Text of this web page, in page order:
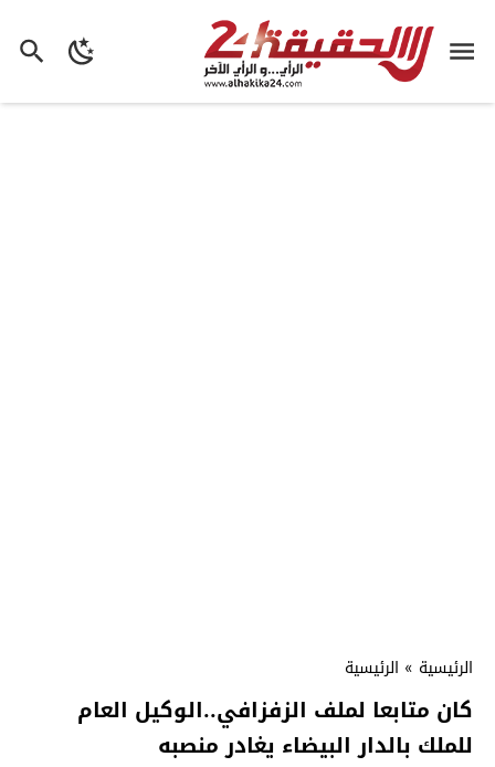
الرئيسية » الرئيسية
كان متابعا لملف الزفزافي..الوكيل العام
للملك بالدار البيضاء يغادر منصبه